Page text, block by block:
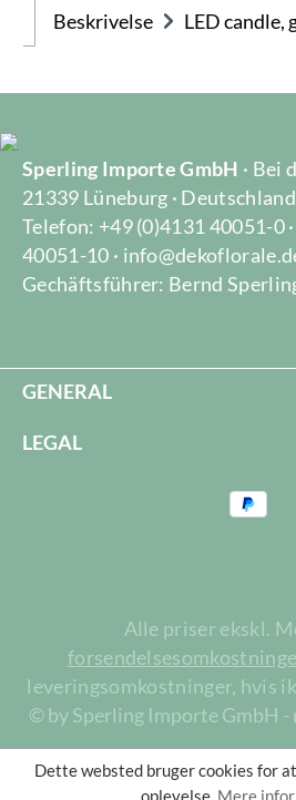
Beskrivelse LED candle,
Sperling Importe GmbH · Bei
21339 Lüneburg · Deutschland
Telefon: +49 (0)4131 40051-0
40051-10 ·
Gechäftsführer: Bernd
GENERAL
LEGAL
Alle priser ekskl.
leveringsomkostninger, hvis
© by Sperling Importe GmbH -
Dette websted bruger cookies for
oplevelse. Mere